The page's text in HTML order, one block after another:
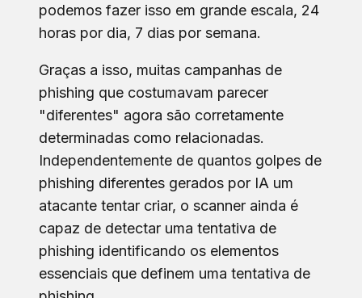
podemos fazer isso em grande escala, 24
horas por dia, 7 dias por semana.
Graças a isso, muitas campanhas de
phishing que costumavam parecer
"diferentes" agora são corretamente
determinadas como relacionadas.
Independentemente de quantos golpes de
phishing diferentes gerados por IA um
atacante tentar criar, o scanner ainda é
capaz de detectar uma tentativa de
phishing identificando os elementos
essenciais que definem uma tentativa de